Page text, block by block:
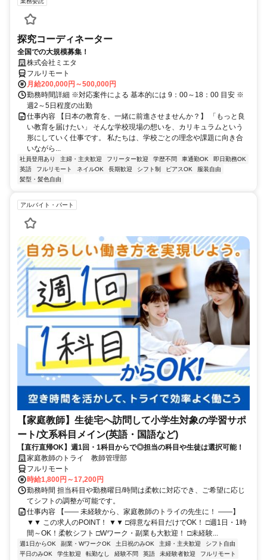
探究コーディネーター
全国での大規模募集！
株式会社ミエタ
フルリモート
月給200,000円～500,000円
勤務時間詳細 ※対応案件による 基本的には 9：00～18：00 目安 ※
週2～5日程度の出勤
仕事内容 【日本の教育を、一緒に前進させませんか？】 「もっと良
い教育を届けたい」 そんな学校現場の想いを、カリキュラムという
形にしていく仕事です。 私たちは、学校ごとの理念や課題に向き合
いながら...
社員登用あり 主婦・主夫歓迎 フリーター歓迎 学歴不問 車通勤OK
即日勤務OK
英語
フルリモート ネイルOK 長期歓迎 シフト制 ピアスOK
服装自由
髪型・髪色自由
アルバイト・パート
【家庭教師】生徒宅へ訪問して小学生対象の学習サポ
ート/文系科目メイン(英語・国語など)
【直行直帰OK】週1回・1科目からで◎担当の科目や生徒は選択可能！
家庭教師のトライ 教師管理部
フルリモート
時給1,800円～17,200円
勤務時間 担当科目や勤務曜日/時間は柔軟に対応でき、ご希望に応じ
てシフトの調整が可能です。
仕事内容 【―― 未経験から、家庭教師のトライの先生に！ ――】
▼▼ この求人のPOINT！ ▼▼ □得意な科目だけでOK！ □週1日・1時
間～OK！柔軟シフト □Wワーク・副業も大歓迎！ □未経験...
週1日からOK 副業・WワークOK 土日祝のみOK 主婦・主夫歓迎
シフト自由
平日のみOK
学生歓迎 転勤なし 経験不問 英語 未経験者歓迎
フルリモート